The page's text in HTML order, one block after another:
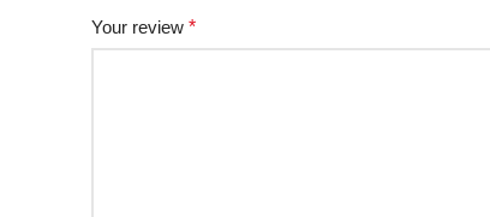
Your review *